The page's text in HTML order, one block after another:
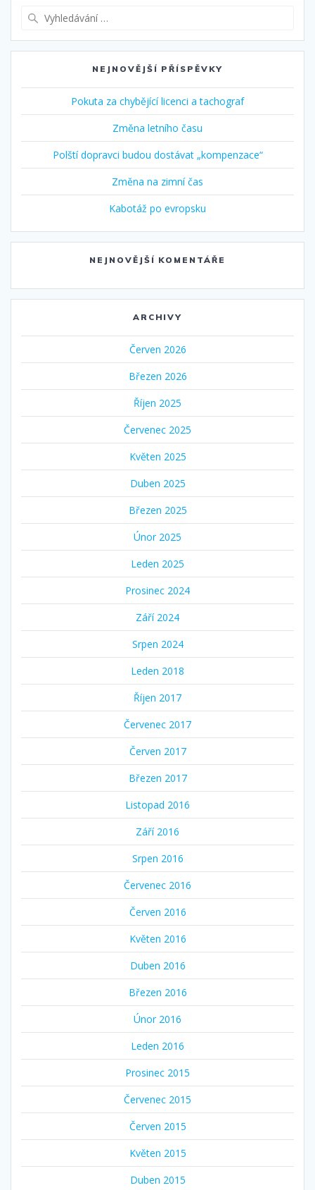
NEJNOVĚJŠÍ PŘÍSPĚVKY
Pokuta za chybějící licenci a tachograf
Změna letního času
Polští dopravci budou dostávat „kompenzace“
Změna na zimní čas
Kabotáž po evropsku
NEJNOVĚJŠÍ KOMENTÁŘE
ARCHIVY
Červen 2026
Březen 2026
Říjen 2025
Červenec 2025
Květen 2025
Duben 2025
Březen 2025
Únor 2025
Leden 2025
Prosinec 2024
Září 2024
Srpen 2024
Leden 2018
Říjen 2017
Červenec 2017
Červen 2017
Březen 2017
Listopad 2016
Září 2016
Srpen 2016
Červenec 2016
Červen 2016
Květen 2016
Duben 2016
Březen 2016
Únor 2016
Leden 2016
Prosinec 2015
Červenec 2015
Červen 2015
Květen 2015
Duben 2015